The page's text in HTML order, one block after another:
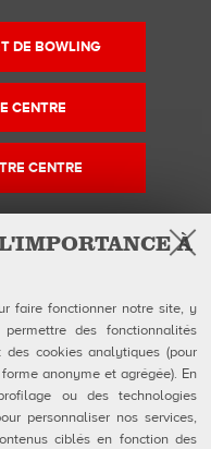
À
faire fonctionner notre site, y
des fonctionnalités
cookies analytiques (pour
anonyme et agrégée). En
ou des technologies
personnaliser nos services,
ciblés en fonction des
DE BOWLING
CENTRE
CENTRE